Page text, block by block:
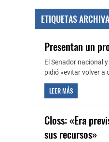
ETIQUETAS
Presentan un
El Senador nacional
pidió «evitar volver a
LEER MÁS
Closs: «Era
sus recursos»